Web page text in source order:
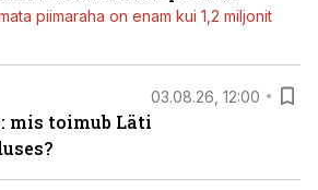
piimaraha on enam kui 1,2 miljonit
03.08.26, 12:00
mis toimub Läti